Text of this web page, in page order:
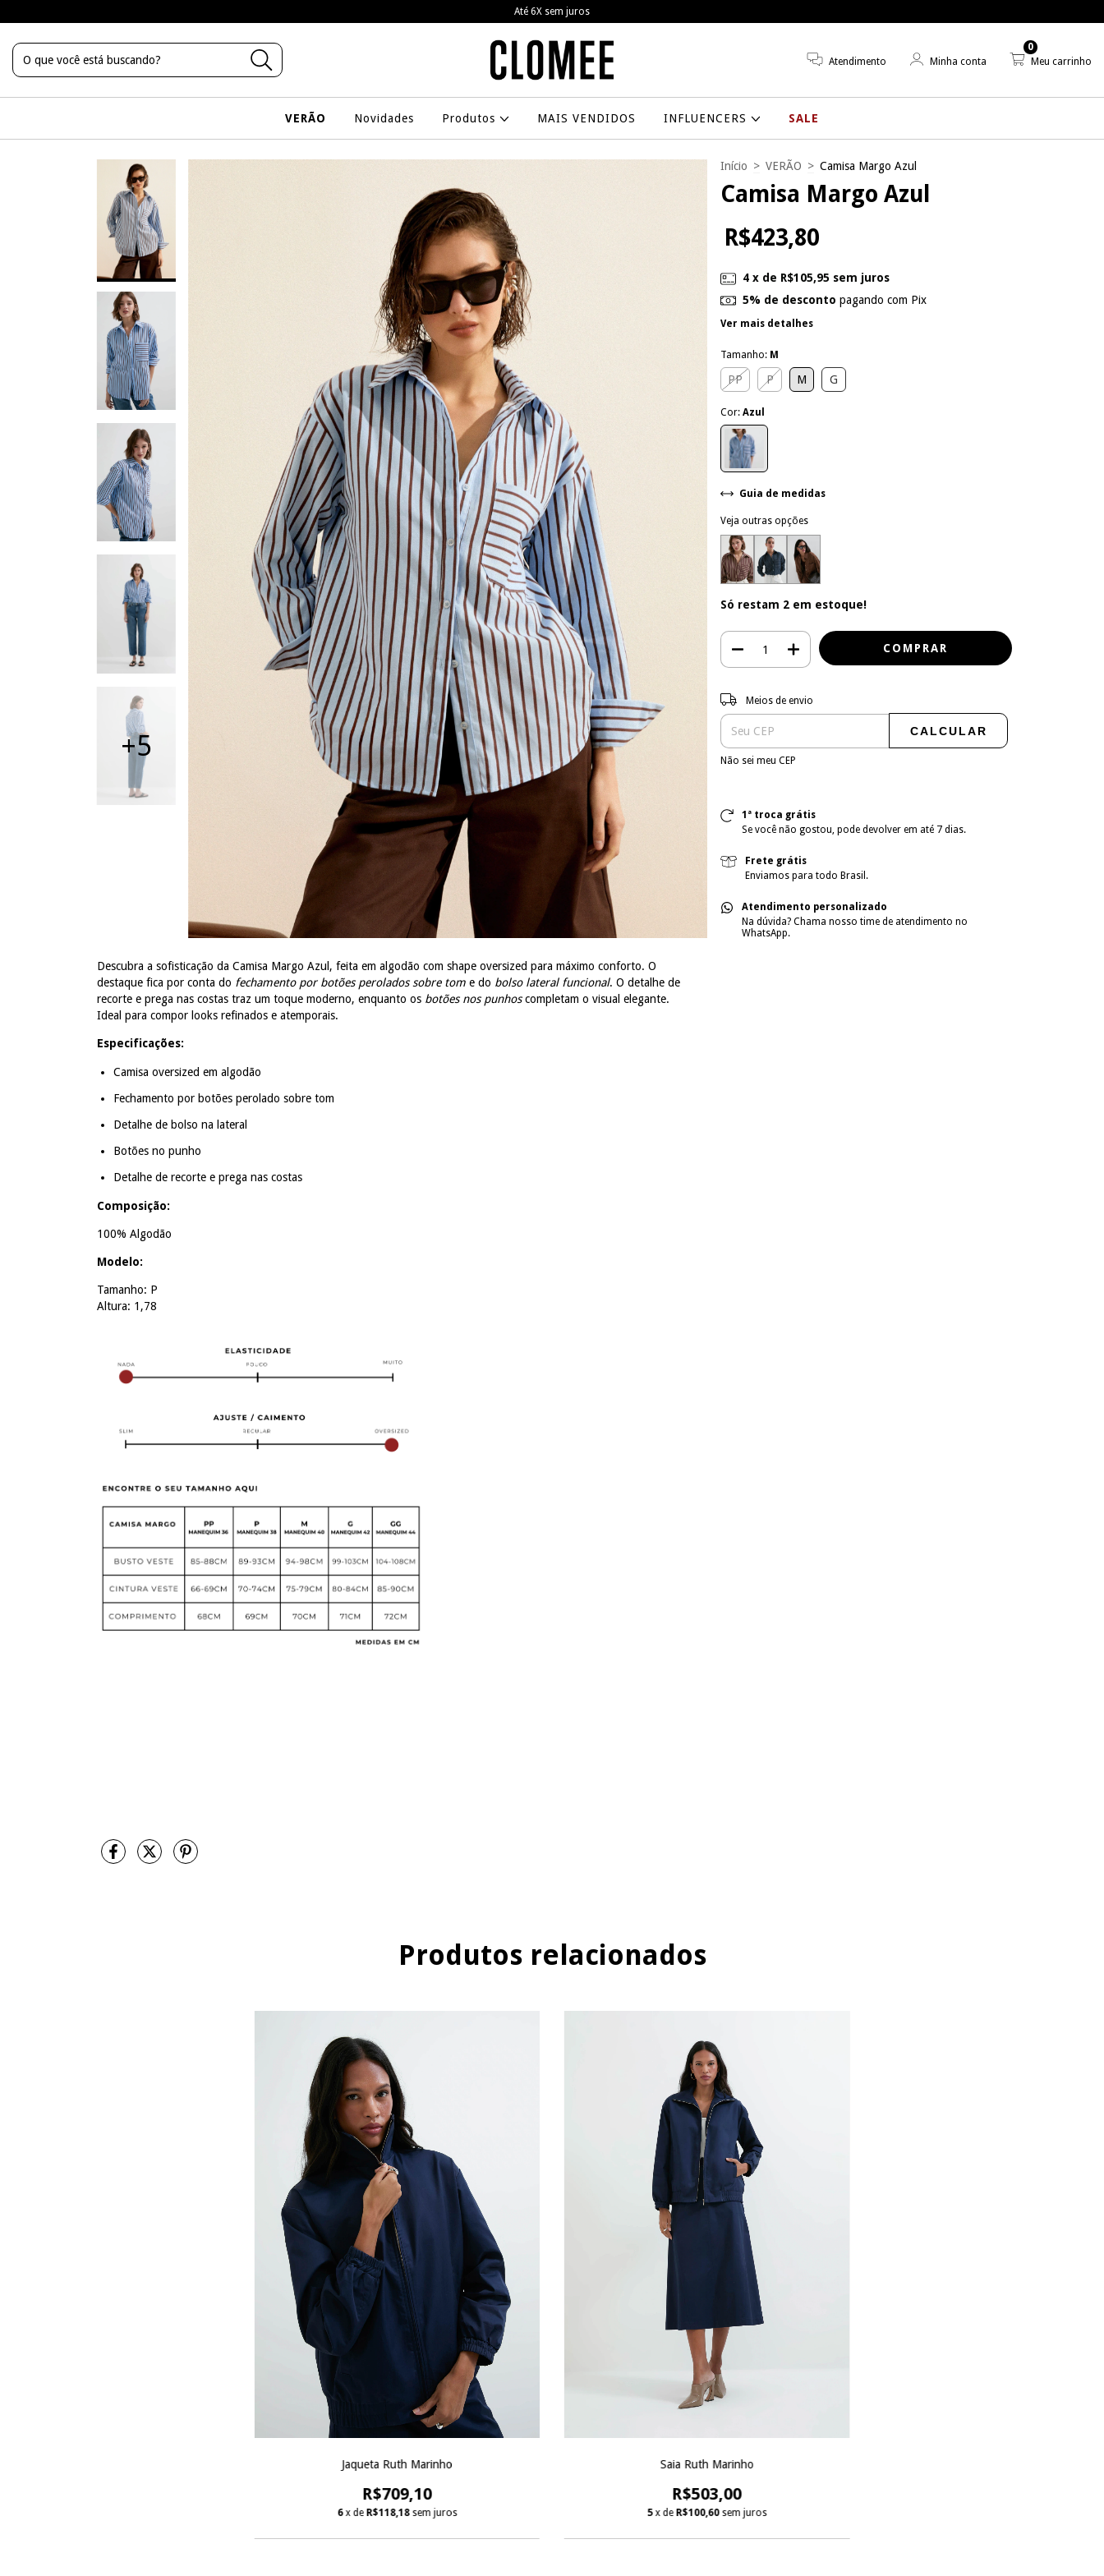
Frete grátis a partir de R$799,00
Atendimento Minha conta Meu carrinho
0
VERÃO Novidades Produtos MAIS VENDIDOS INFLUENCERS SALE
+5
Descubra a sofisticação da Camisa Margo Azul, feita em algodão com shape oversized para máximo conforto. O
destaque fica por conta do fechamento por botões perolados sobre tom e do bolso lateral funcional. O detalhe de
recorte e prega nas costas traz um toque moderno, enquanto os botões nos punhoscompletam o visual elegante.
Ideal para compor looks refinados e atemporais.
Especificações:
Camisa oversized em algodão
Fechamento por botões perolado sobre tom
Detalhe de bolso na lateral
Botões no punho
Detalhe de recorte e prega nas costas
Composição:
100% Algodão
Modelo:
Tamanho: P
Altura: 1,78
Início > VERÃO > Camisa Margo Azul
Camisa Margo Azul
R$423,80
4 x de R$105,95 sem juros
5% de desconto pagando com Pix
Ver mais detalhes
Tamanho: M
PP P M G
Cor: Azul
Guia de medidas
Veja outras opções
Só restam 2 em estoque!
Entregas para o CEP:
Meios de envio
CALCULAR
Não sei meu CEP
1ª troca grátis
Se você não gostou, pode devolver em até 7 dias.
Frete grátis
Enviamos para todo Brasil.
Atendimento personalizado
Na dúvida? Chama nosso time de atendimento no
WhatsApp.
Produtos relacionados
Jaqueta Ruth Marinho
R$709,10
6 x de R$118,18 sem juros
Saia Ruth Marinho
R$503,00
5 x de R$100,60 sem juros